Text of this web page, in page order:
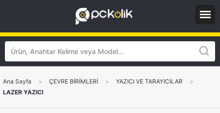
Ana Sayfa > ÇEVRE BİRİMLERİ > YAZICI VE TARAYICILAR
>
LAZER YAZICI